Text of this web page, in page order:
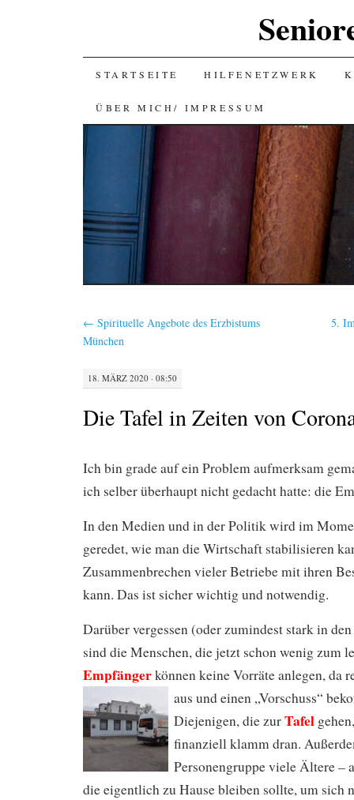
SKIP
TO
CONTENT
STARTSEITE HILFENETZWERK
ÜBER MICH/ IMPRESSUM
← Spirituelle Angebote des Erzbistums
München
5.
18. MÄRZ 2020 · 08:50
Die Tafel in Zeiten von
Ich bin grade auf ein Problem aufmerksam
ich selber überhaupt nicht gedacht hatte: die
In den Medien und in der Politik wird im
geredet, wie man die Wirtschaft stabilisieren
Zusammenbrechen vieler Betriebe mit ihren
kann. Das ist sicher wichtig und notwendig.
Darüber vergessen (oder zumindest stark in
sind die Menschen, die jetzt schon wenig zum
Empfängerkönnen keine Vorräte anlegen, da
aus und einen „Vorschuss“
Diejenigen, die zurTafel
finanziell klamm dran.
Personengruppe viele Ältere –
die eigentlich zu Hause bleiben sollte, um sich